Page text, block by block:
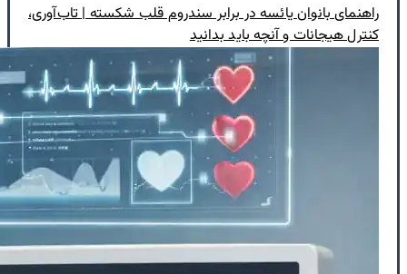
راهنمای بانوان یائسه در برابر سندروم قلب شکسته | تاب‌آوری،
کنترل هیجانات و آنچه باید بدانید